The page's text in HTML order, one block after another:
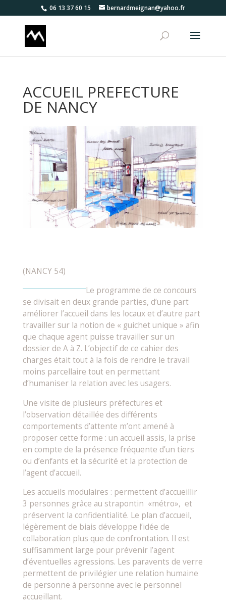
06 13 37 60 15 bernardmeignan@yahoo.fr
ACCUEIL PREFECTURE
DE NANCY
(NANCY 54)
Le programme de ce concours
se divisait en deux grande parties, d’une part
améliorer l’accueil dans les locaux et d’autre part
travailler sur la notion de « guichet unique » afin
que chaque agent puisse travailler sur un
dossier de A à Z. L’objectif de ce cahier des
charges était tout à la fois de rendre le travail
moins parcellaire tout en permettant
d’humaniser la relation avec les usagers.
Une visite de plusieurs préfectures et
l’observation détaillée des différents
comportements d’attente m’ont amené à
proposer cette forme : un accueil assis, la prise
en compte de la présence fréquente d’un tiers
ou d’enfants et la sécurité et la protection de
l’agent d’accueil.
Les accueils modulaires : permettent d’accueillir
3 personnes grâce au strapontin «métro», et
préservent la confidentialité. Le plan d’accueil,
légèrement de biais développe l’idée de
collaboration plus que de confrontation. Il est
suffisamment large pour prévenir l’agent
d’éventuelles agressions. Les paravents de verre
permettent de privilégier une relation humaine
de personne à personne avec le personnel
accueillant.